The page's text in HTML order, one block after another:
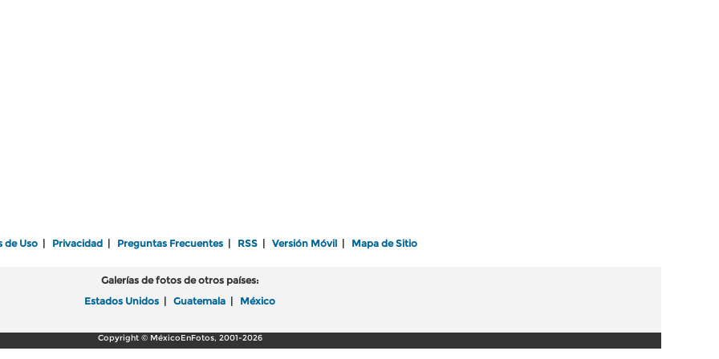
de Uso Privacidad Preguntas Frecuentes RSS Versión Móvil Mapa de Sitio
Galerías de fotos de otros países:
Estados Unidos
Guatemala México
Copyright © MéxicoEnFotos, 2001-2026